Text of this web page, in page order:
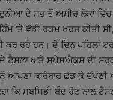
ਦੇ ਸਭ ਤੋਂ ਅਮੀਰ ਲੋਕਾਂ
’ਤੇ ਵੱਡੀ ਰਕਮ ਖਰਚ ਕੀਤੀ
ਕਰ ਰਹੇ ਹਨ। ਦੋ ਦਿਨ ਪਹਿਲਾਂ
ਜੇ ਟੈਸਲਾ ਅਤੇ ਸਪੇਸਐਕਸ ਦੀ
ਆਪਣਾ ਕਾਰੋਬਾਰ ਛੱਡ ਕੇ ਦੱਖਣੀ
ਕਿ ਸਬਸਿਡੀ ਬੰਦ ਹੋਣ ਨਾਲ